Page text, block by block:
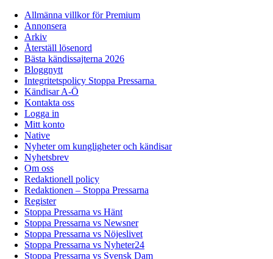
Allmänna villkor för Premium
Annonsera
Arkiv
Återställ lösenord
Bästa kändissajterna 2026
Bloggnytt
Integritetspolicy Stoppa Pressarna
Kändisar A-Ö
Kontakta oss
Logga in
Mitt konto
Native
Nyheter om kungligheter och kändisar
Nyhetsbrev
Om oss
Redaktionell policy
Redaktionen – Stoppa Pressarna
Register
Stoppa Pressarna vs Hänt
Stoppa Pressarna vs Newsner
Stoppa Pressarna vs Nöjeslivet
Stoppa Pressarna vs Nyheter24
Stoppa Pressarna vs Svensk Dam